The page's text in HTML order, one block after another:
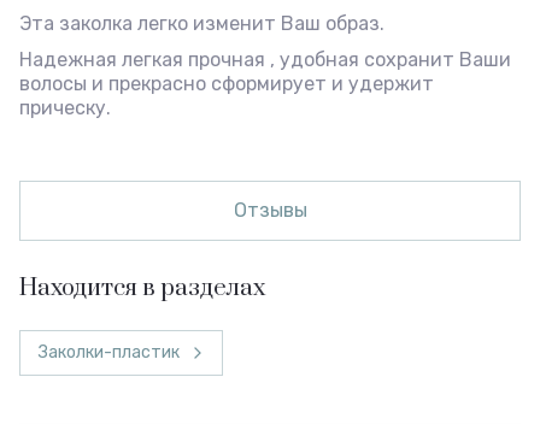
Эта заколка легко изменит Ваш образ.
Надежная легкая прочная , удобная сохранит Ваши
волосы и прекрасно сформирует и удержит
прическу.
Отзывы
Находится в разделах
Заколки-пластик